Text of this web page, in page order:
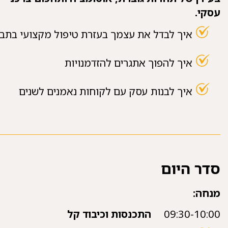
עסקי.
איך לבדל את עצמך בעזרת טיפול מקצועי
איך להפוך אתגרים להזדמנויות
איך לבנות עסק עם לקוחות נאמנים לשנים
סדר היום
מנחה:
09:30-10:00
התכנסות וכיבוד קל